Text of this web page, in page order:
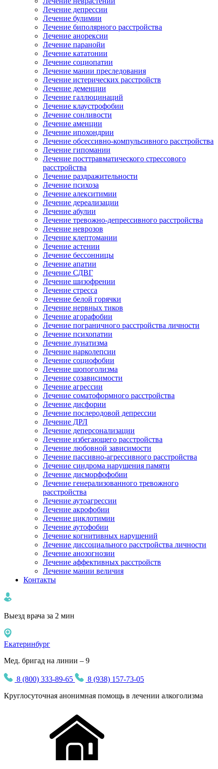
Лечение депрессии
Лечение булимии
Лечение биполярного расстройства
Лечение анорексии
Лечение паранойи
Лечение кататонии
Лечение социопатии
Лечение мании преследования
Лечение истерических расстройств
Лечение деменции
Лечение галлюцинаций
Лечение клаустрофобии
Лечение сонливости
Лечение аменции
Лечение ипохондрии
Лечение обсессивно-компульсивного расстройства
Лечение гипомании
Лечение посттравматического стрессового
расстройства
Лечение раздражительности
Лечение психоза
Лечение алекситимии
Лечение дереализации
Лечение абулии
Лечение тревожно-депрессивного расстройства
Лечение неврозов
Лечение клептомании
Лечение астении
Лечение бессонницы
Лечение апатии
Лечение СДВГ
Лечение шизофрении
Лечение стресса
Лечение белой горячки
Лечение нервных тиков
Лечение агорафобии
Лечение пограничного расстройства личности
Лечение психопатии
Лечение лунатизма
Лечение нарколепсии
Лечение социофобии
Лечение шопоголизма
Лечение созависимости
Лечение агрессии
Лечение соматоформного расстройства
Лечение дисфории
Лечение послеродовой депрессии
Лечение ДРЛ
Лечение деперсонализации
Лечение избегающего расстройства
Лечение любовной зависимости
Лечение пассивно-агрессивного расстройства
Лечение синдрома нарушения памяти
Лечение дисморфофобии
Лечение генерализованного тревожного
расстройства
Лечение аутоагрессии
Лечение акрофобии
Лечение циклотимии
Лечение аутофобии
Лечение когнитивных нарушений
Лечение диссоциального расстройства личности
Лечение анозогнозии
Лечение аффективных расстройств
Лечение мании величия
Контакты
Выезд врача за 2 мин
Екатеринбург
Мед. бригад на линии – 9
8 (800) 333-89-65
8 (938) 157-73-05
Круглосуточная анонимная помощь в лечении алкоголизма